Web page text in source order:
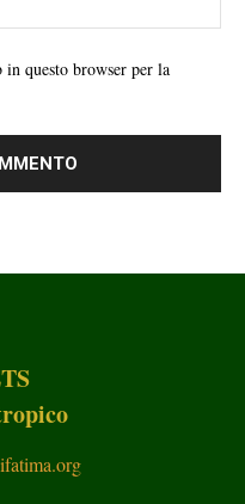
questo browser per la